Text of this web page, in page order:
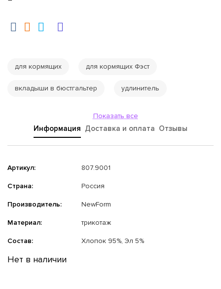
для кормящих для кормящих Фэст
вкладыши в бюстгальтер удлинитель
Показать все
Информация Доставка и оплата Отзывы
Артикул: 807.9001
Страна: Россия
Производитель: NewForm
Материал: трикотаж
Состав: Хлопок 95%, Эл 5%
Нет в наличии